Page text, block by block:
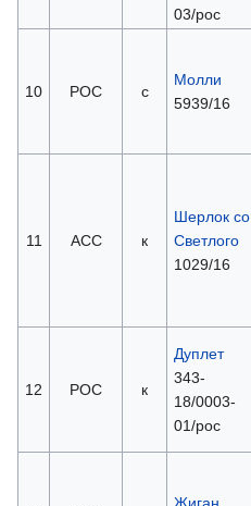
03/рос
10 РОС с
Молли
5939/16
11 АСС к
Шерлок со
Светлого
1029/16
12 РОС к
Дуплет
343-
18/0003-
01/рос